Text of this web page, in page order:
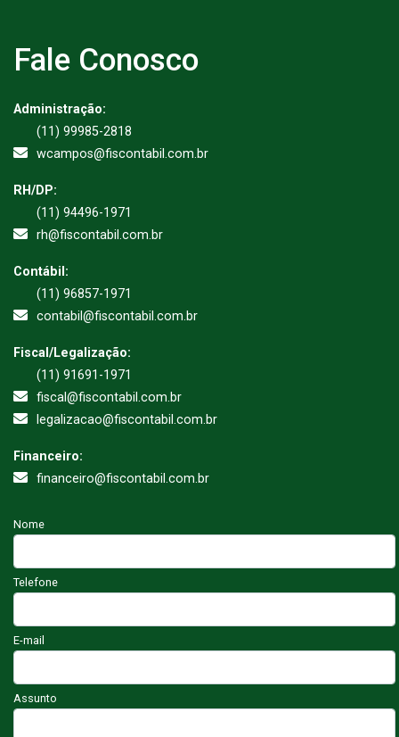
Fale Conosco
Administração:
(11) 99985-2818
wcampos@fiscontabil.com.br
RH/DP:
(11) 94496-1971
rh@fiscontabil.com.br
Contábil:
(11) 96857-1971
contabil@fiscontabil.com.br
Fiscal/Legalização:
(11) 91691-1971
fiscal@fiscontabil.com.br
legalizacao@fiscontabil.com.br
Financeiro:
financeiro@fiscontabil.com.br
Nome
Telefone
E-mail
Assunto